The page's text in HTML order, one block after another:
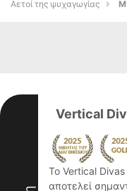
Αετοί της ψυχαγωγίας
Vertical
Το Vertical
αποτελεί